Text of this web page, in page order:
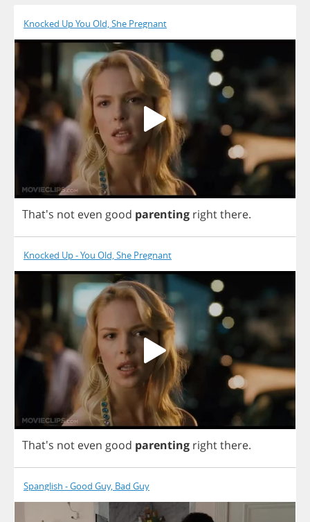
Knocked Up You Old, She Pregnant
That's not even good parenting rightthere.
Knocked Up - You Old, She Pregnant
That's not even good parenting rightthere.
Spanglish - Good Guy, Bad Guy